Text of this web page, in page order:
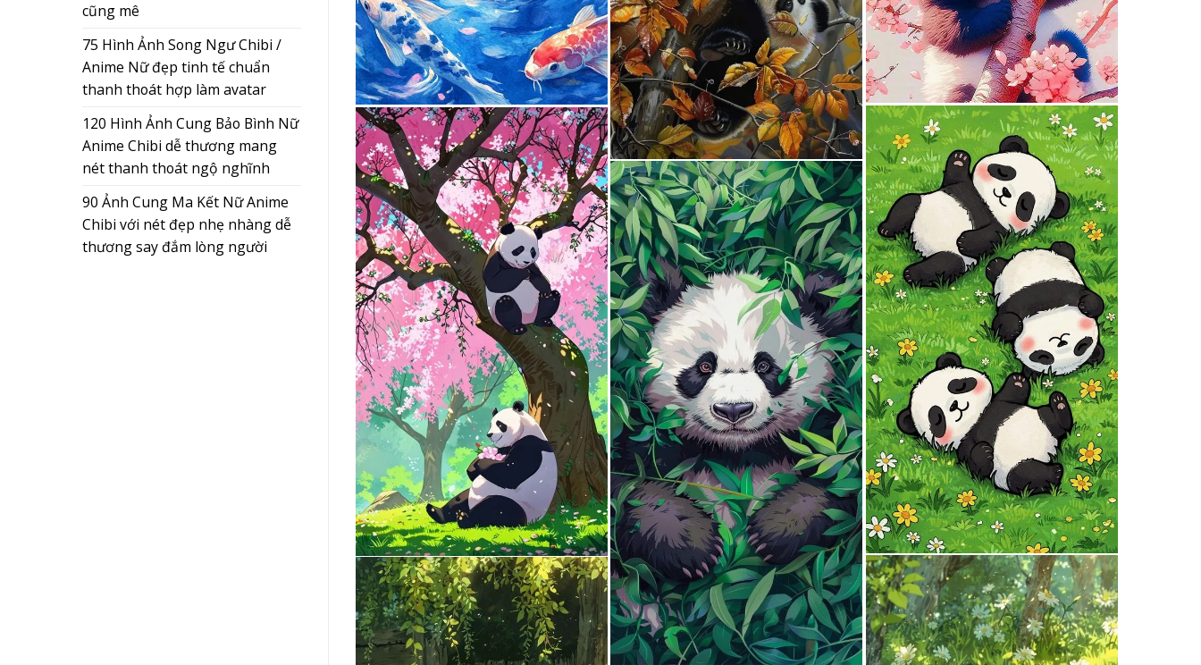
cũng mê
75 Hình Ảnh Song Ngư Chibi /
Anime Nữ đẹp tinh tế chuẩn
thanh thoát hợp làm avatar
120 Hình Ảnh Cung Bảo Bình Nữ
Anime Chibi dễ thương mang
nét thanh thoát ngộ nghĩnh
90 Ảnh Cung Ma Kết Nữ Anime
Chibi với nét đẹp nhẹ nhàng dễ
thương say đắm lòng người